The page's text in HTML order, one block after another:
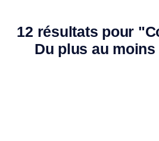
12 résultats pour
Du plus au